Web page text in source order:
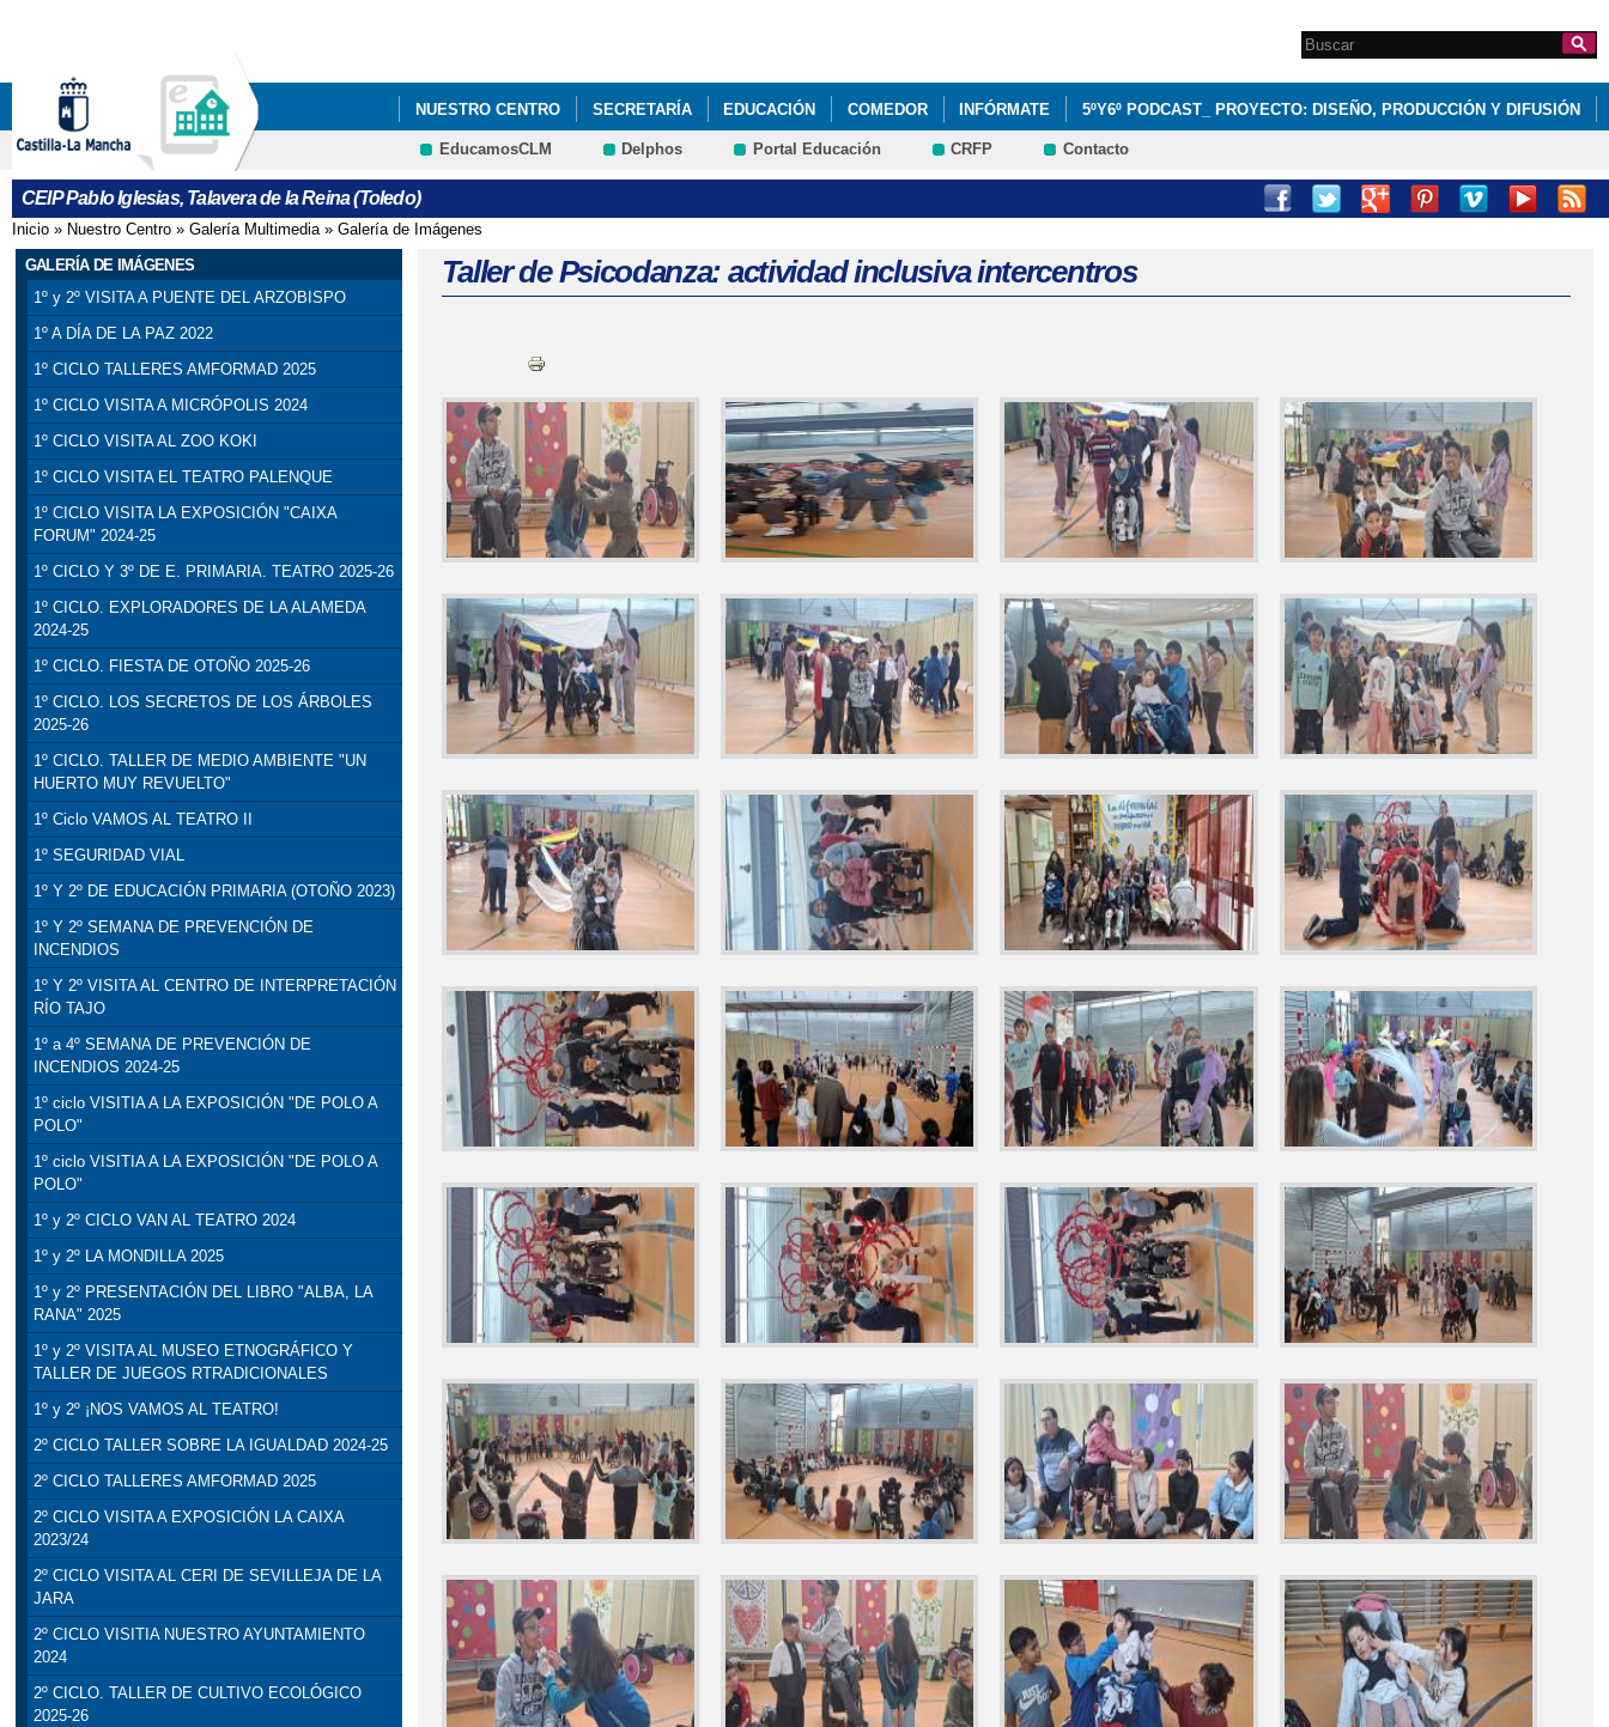
Formulario de
búsqueda
Search this site
NUESTRO CENTRO SECRETARÍA EDUCACIÓN COMEDOR INFÓRMATE 5ºY6º PODCAST_ PROYECTO: DISEÑO, PRODUCCIÓN Y DIFUSIÓN
EducamosCLM Delphos Portal Educación CRFP Contacto
CEIP Pablo Iglesias, Talavera de la Reina (Toledo)
Se encuentra usted aquí
Inicio » Nuestro Centro » Galería Multimedia» Galería de Imágenes
GALERÍA DE IMÁGENES
1º y 2º VISITA A PUENTE DEL ARZOBISPO
1º A DÍA DE LA PAZ 2022
1º CICLO TALLERES AMFORMAD 2025
1º CICLO VISITA A MICRÓPOLIS 2024
1º CICLO VISITA AL ZOO KOKI
1º CICLO VISITA EL TEATRO PALENQUE
1º CICLO VISITA LA EXPOSICIÓN "CAIXA
FORUM" 2024-25
1º CICLO Y 3º DE E. PRIMARIA. TEATRO 2025-26
1º CICLO. EXPLORADORES DE LA ALAMEDA
2024-25
1º CICLO. FIESTA DE OTOÑO 2025-26
1º CICLO. LOS SECRETOS DE LOS ÁRBOLES
2025-26
1º CICLO. TALLER DE MEDIO AMBIENTE "UN
HUERTO MUY REVUELTO"
1º Ciclo VAMOS AL TEATRO II
1º SEGURIDAD VIAL
1º Y 2º DE EDUCACIÓN PRIMARIA (OTOÑO 2023)
1º Y 2º SEMANA DE PREVENCIÓN DE
INCENDIOS
1º Y 2º VISITA AL CENTRO DE INTERPRETACIÓN
RÍO TAJO
1º a 4º SEMANA DE PREVENCIÓN DE
INCENDIOS 2024-25
1º ciclo VISITIA A LA EXPOSICIÓN "DE POLO A
POLO"
1º ciclo VISITIA A LA EXPOSICIÓN "DE POLO A
POLO"
1º y 2º CICLO VAN AL TEATRO 2024
1º y 2º LA MONDILLA 2025
1º y 2º PRESENTACIÓN DEL LIBRO "ALBA, LA
RANA" 2025
1º y 2º VISITA AL MUSEO ETNOGRÁFICO Y
TALLER DE JUEGOS RTRADICIONALES
1º y 2º ¡NOS VAMOS AL TEATRO!
2º CICLO TALLER SOBRE LA IGUALDAD 2024-25
2º CICLO TALLERES AMFORMAD 2025
2º CICLO VISITA A EXPOSICIÓN LA CAIXA
2023/24
2º CICLO VISITA AL CERI DE SEVILLEJA DE LA
JARA
2º CICLO VISITIA NUESTRO AYUNTAMIENTO
2024
2º CICLO. TALLER DE CULTIVO ECOLÓGICO
2025-26
Taller de Psicodanza: actividad inclusiva intercentros